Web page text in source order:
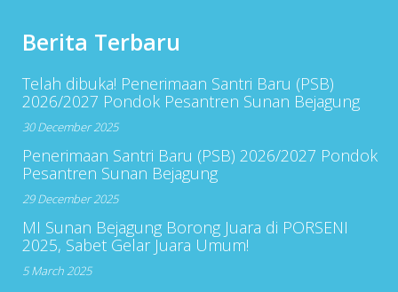
Berita Terbaru
Telah dibuka! Penerimaan Santri Baru (PSB)
2026/2027 Pondok Pesantren Sunan Bejagung
30 December 2025
Penerimaan Santri Baru (PSB) 2026/2027 Pondok
Pesantren Sunan Bejagung
29 December 2025
MI Sunan Bejagung Borong Juara di PORSENI
2025, Sabet Gelar Juara Umum!
5 March 2025